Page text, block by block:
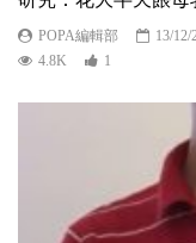
POPA編輯部
13/12/
4.8K
1